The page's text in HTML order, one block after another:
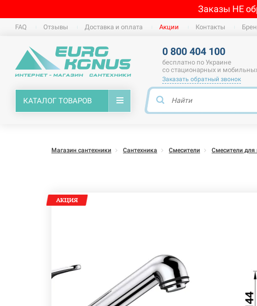
Заказы НЕ
FAQ Отзывы Доставка и оплата Акции Контакты
0 800 404 100
бесплатно по Украине
со стационарных и
Заказать обратный звонок
КАТАЛОГ ТОВАРОВ
Магазин сантехники Сантехника Смесители Смесители для